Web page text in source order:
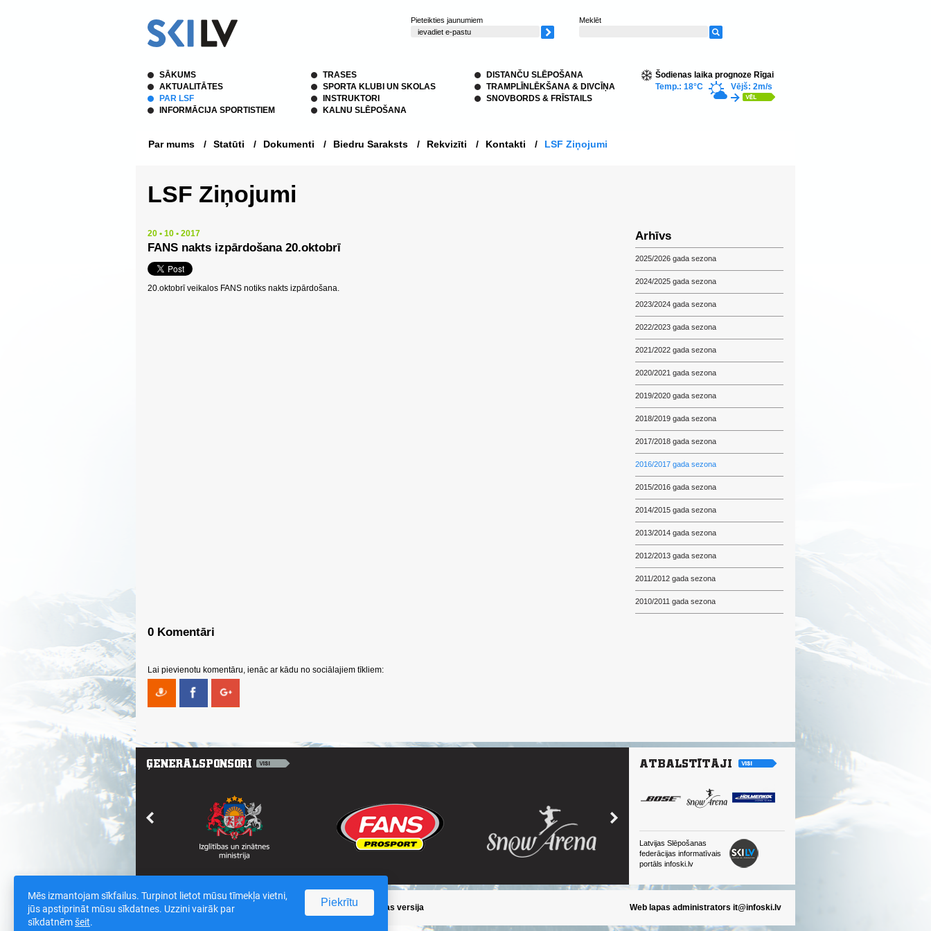
Pieteikties jaunumiem Meklēt
SĀKUMS
AKTUALITĀTES
PAR LSF
INFORMĀCIJA SPORTISTIEM
TRASES
SPORTA KLUBI UN SKOLAS
INSTRUKTORI
KALNU SLĒPOŠANA
DISTANČU SLĒPOŠANA
TRAMPLĪNLĒKŠANA & DIVCĪŅA
SNOVBORDS & FRĪSTAILS
Šodienas laika prognoze Rīgai
Temp.: 18°C
Vējš: 2m/s
Par mums / Statūti / Dokumenti / Biedru Saraksts / Rekvizīti / Kontakti / LSF Ziņojumi
LSF Ziņojumi
20 • 10 • 2017
FANS nakts izpārdošana 20.oktobrī
20.oktobrī veikalos FANS notiks nakts izpārdošana.
0 Komentāri
Lai pievienotu komentāru, ienāc ar kādu no sociālajiem tīkliem:
Arhīvs
2025/2026 gada sezona
2024/2025 gada sezona
2023/2024 gada sezona
2022/2023 gada sezona
2021/2022 gada sezona
2020/2021 gada sezona
2019/2020 gada sezona
2018/2019 gada sezona
2017/2018 gada sezona
2016/2017 gada sezona
2015/2016 gada sezona
2014/2015 gada sezona
2013/2014 gada sezona
2012/2013 gada sezona
2011/2012 gada sezona
2010/2011 gada sezona
Latvijas Slēpošanas
federācijas informatīvais
portāls infoski.lv
Saites / Sīkdatnes un datu drošības politika / Iepriekšējā lapas versija Web lapas administrators it@infoski.lv
Mēs izmantojam sīkfailus. Turpinot lietot mūsu tīmekļa vietni,
jūs apstiprināt mūsu sīkdatnes. Uzzini vairāk par
sīkdatnēmšeit.
Piekrītu